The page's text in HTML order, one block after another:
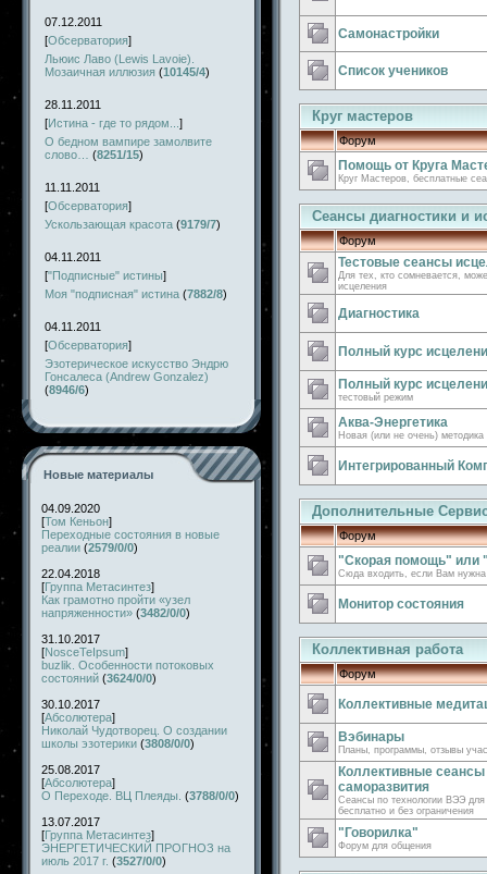
07.12.2011
[Обсерватория]
Льюис Лаво (Lewis Lavoie).
Мозаичная иллюзия (10145/4)
28.11.2011
[Истина - где то рядом... ]
О бедном вампире замолвите
слово…
(8251/15)
11.11.2011
[Обсерватория]
Ускользающая красота (9179/7)
04.11.2011
["Подписные" истины]
Моя "подписная" истина (7882/8)
04.11.2011
[Обсерватория]
Эзотерическое искусство Эндрю
Гонсалеса (Andrew Gonzalez)
(8946/6)
Новые материалы
04.09.2020
[Том Кеньон]
Переходные состояния в новые
реалии (2579/0/0)
22.04.2018
[Группа Метасинтез]
Как грамотно пройти «узел
напряженности» (3482/0/0)
31.10.2017
[NosceTeIpsum]
buzlik. Особенности потоковых
состояний (3624/0/0)
30.10.2017
[Абсолютера]
Николай Чудотворец. О создании
школы эзотерики (3808/0/0)
25.08.2017
[Абсолютера]
О Переходе. ВЦ Плеяды. (3788/0/0)
13.07.2017
[Группа Метасинтез]
ЭНЕРГЕТИЧЕСКИЙ ПРОГНОЗ на
июль 2017 г. (3527/0/0)
Самонастройки
Список учеников
Круг мастеров
Форум
Помощь от Круга
Круг Мастеров, бесплатные
Сеансы диагностики и
Форум
Тестовые сеансы
Для тех, кто сомневается,
исцеления
Диагностика
Полный курс
Полный курс
тестовый режим
Аква-Энергетика
Новая (или не очень)
Интегрированный
Дополнительные
Форум
"Скорая помощь" или
Сюда входить, если Вам
Монитор состояния
Коллективная работа
Форум
Коллективные
Вэбинары
Планы, программы, отзывы
Коллективные
саморазвития
Сеансы по технологии ВЭЭ
бесплатно и без ограничения
"Говорилка"
Форум для общения